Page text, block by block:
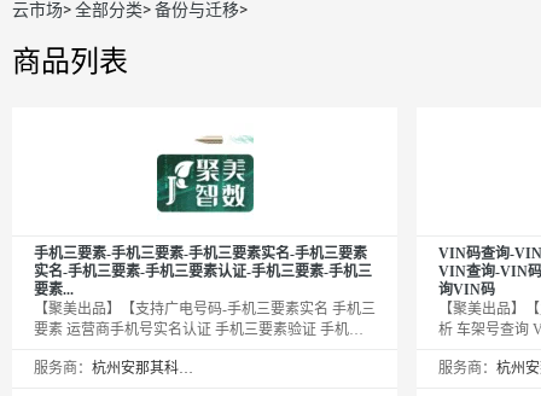
云市场>全部分类>备份与迁移>
商品列表
手机三要素-手机三要素-手机三要素实名-手机三要素
实名-手机三要素-手机三要素认证-手机三要素-手机三
要素...
【聚美出品】【支持广电号码-手机三要素实名 手机三
要素 运营商手机号实名认证 手机三要素验证 手机三
要素 手机三要素实名 手机三要素 手机三要素认证 手
服务商： 杭州安那其科技有限公司
VIN码查询-
VIN查询-VIN
询VIN码
【聚美出品】
析 车架号查询
查询 车架号查
服务商：